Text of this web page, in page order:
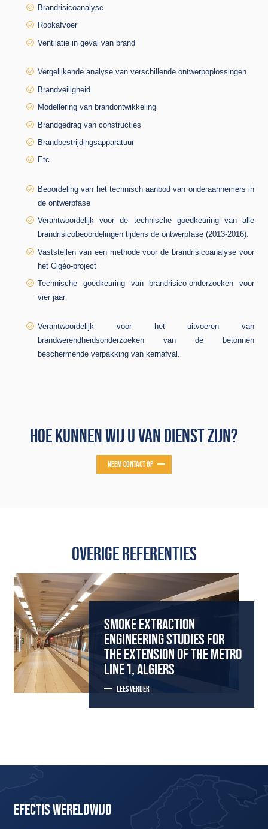
Brandrisicoanalyse
Rookafvoer
Ventilatie in geval van brand
Vergelijkende analyse van verschillende ontwerpoplossingen
Brandveiligheid
Modellering van brandontwikkeling
Brandgedrag van constructies
Brandbestrijdingsapparatuur
Etc.
Beoordeling van het technisch aanbod van onderaannemers in
de ontwerpfase
Verantwoordelijk voor de technische goedkeuring van alle
brandrisicobeoordelingen tijdens de ontwerpfase (2013-2016):
Vaststellen van een methode voor de brandrisicoanalyse voor
het Cigéo-project
Technische goedkeuring van brandrisico-onderzoeken voor
vier jaar
Verantwoordelijk voor het uitvoeren van
brandwerendheidsonderzoeken van de betonnen
beschermende verpakking van kernafval.
HOE KUNNEN WIJ U VAN DIENST ZIJN?
NEEM CONTACT OP
OVERIGE REFERENTIES
SMOKE EXTRACTION
ENGINEERING STUDIES FOR
THE EXTENSION OF THE METRO
LINE 1, ALGIERS
LEES VERDER
EFECTIS WERELDWIJD